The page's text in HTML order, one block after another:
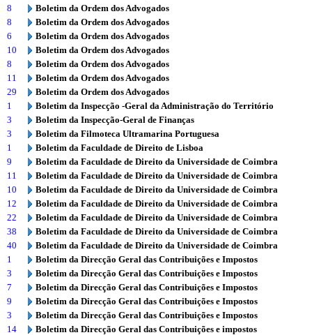
8
Boletim da Ordem dos Advogados
8
Boletim da Ordem dos Advogados
6
Boletim da Ordem dos Advogados
10
Boletim da Ordem dos Advogados
8
Boletim da Ordem dos Advogados
11
Boletim da Ordem dos Advogados
29
Boletim da Ordem dos Advogados
1
Boletim da Inspecção -Geral da Administração do Território
3
Boletim da Inspecção-Geral de Finanças
3
Boletim da Filmoteca Ultramarina Portuguesa
1
Boletim da Faculdade de Direito de Lisboa
9
Boletim da Faculdade de Direito da Universidade de Coimbra
11
Boletim da Faculdade de Direito da Universidade de Coimbra
10
Boletim da Faculdade de Direito da Universidade de Coimbra
12
Boletim da Faculdade de Direito da Universidade de Coimbra
22
Boletim da Faculdade de Direito da Universidade de Coimbra
38
Boletim da Faculdade de Direito da Universidade de Coimbra
40
Boletim da Faculdade de Direito da Universidade de Coimbra
1
Boletim da Direcção Geral das Contribuições e Impostos
3
Boletim da Direcção Geral das Contribuições e Impostos
7
Boletim da Direcção Geral das Contribuições e Impostos
9
Boletim da Direcção Geral das Contribuições e Impostos
3
Boletim da Direcção Geral das Contribuições e Impostos
14
Boletim da Direcção Geral das Contribuições e impostos